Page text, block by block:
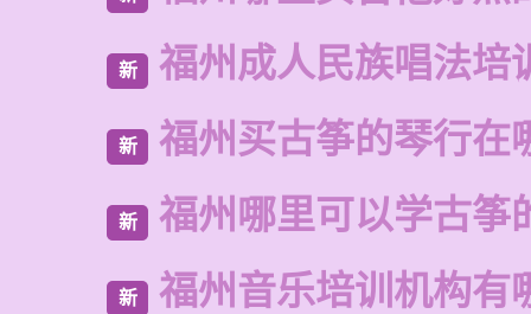
新 福州成人民族唱法培
新 福州买古筝的琴行在
新 福州哪里可以学古筝
新 福州音乐培训机构有